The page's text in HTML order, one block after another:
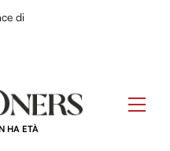
di
HA ETÀ